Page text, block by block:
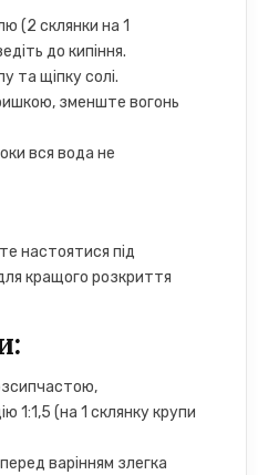
(2 склянки на 1
до кипіння.
та щіпку солі.
зменште вогонь
вся вода не
настоятися під
кращого розкриття
1:1,5 (на 1 склянку крупи
варінням злегка